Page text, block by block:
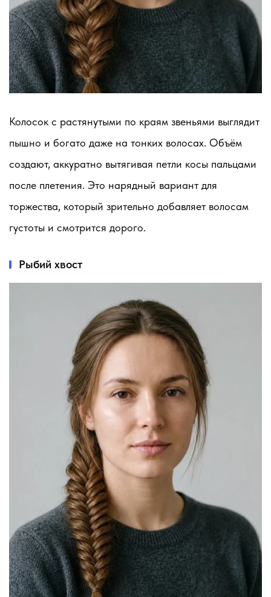
Колосок с растянутыми по краям звеньями выглядит
пышно и богато даже на тонких волосах. Объём
создают, аккуратно вытягивая петли косы пальцами
после плетения. Это нарядный вариант для
торжества, который зрительно добавляет волосам
густоты и смотрится дорого.
Рыбий хвост